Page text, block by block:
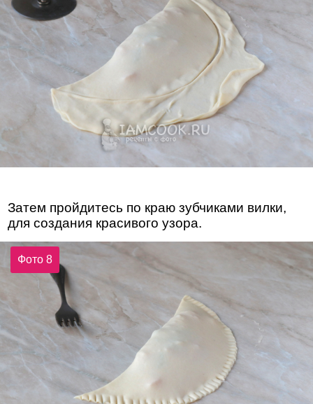
Затем пройдитесь по краю зубчиками вилки,
для создания красивого узора.
Фото 8